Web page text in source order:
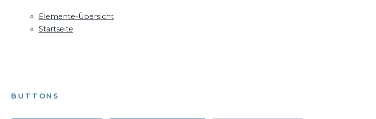
Elemente-Übersicht
Startseite
BUTTONS